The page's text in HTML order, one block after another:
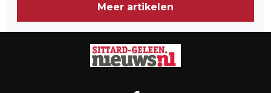
Meer artikelen